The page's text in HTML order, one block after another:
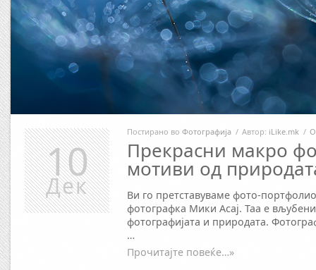
Постирано во Фотографија / Автор: iLike.mk /
Прекрасни макро
мотиви од
Ви го претставуваме фото-
фотографка Мики Асај. Таа е
фотографијата и природата.
…
Прочитајте повеќе…»
10
Дек